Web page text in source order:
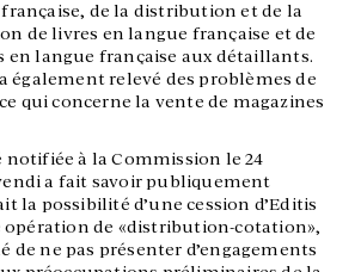
de la distribution et de la
de livres en langue française et de
en langue française aux détaillants.
également relevé des problèmes de
qui concerne la vente de magazines
notifiée à la Commission le 24
a fait savoir publiquement
la possibilité d’une cession d’Editis
opération de «distribution-cotation»,
de ne pas présenter d’engagements